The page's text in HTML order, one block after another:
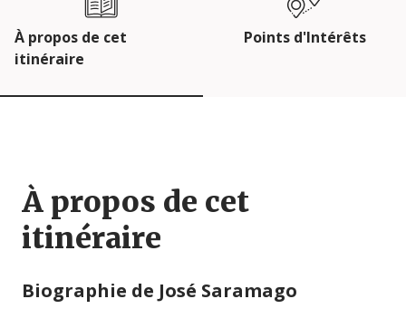
À propos de cet
itinéraire
Points d'Intérêts
À propos de cet
itinéraire
Biographie de José Saramago